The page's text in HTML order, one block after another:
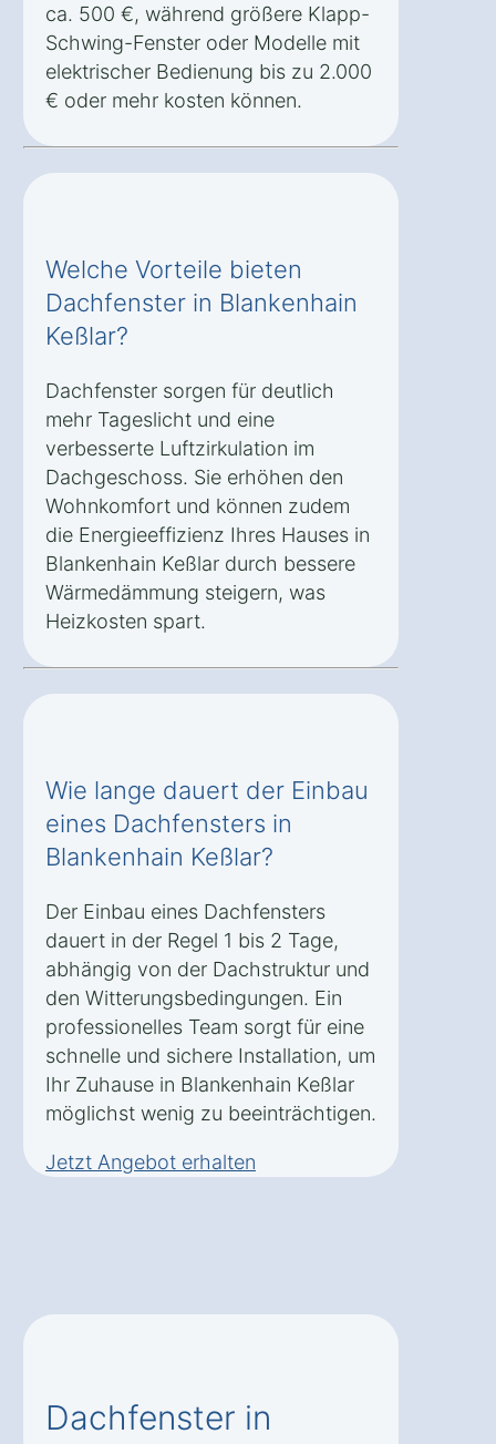
ca. 500 €, während größere Klapp-
Schwing-Fenster oder Modelle mit
elektrischer Bedienung bis zu 2.000
€ oder mehr kosten können.
Welche Vorteile bieten
Dachfenster in Blankenhain
Keßlar?
Dachfenster sorgen für deutlich
mehr Tageslicht und eine
verbesserte Luftzirkulation im
Dachgeschoss. Sie erhöhen den
Wohnkomfort und können zudem
die Energieeffizienz Ihres Hauses in
Blankenhain Keßlar durch bessere
Wärmedämmung steigern, was
Heizkosten spart.
Wie lange dauert der Einbau
eines Dachfensters in
Blankenhain Keßlar?
Der Einbau eines Dachfensters
dauert in der Regel 1 bis 2 Tage,
abhängig von der Dachstruktur und
den Witterungsbedingungen. Ein
professionelles Team sorgt für eine
schnelle und sichere Installation, um
Ihr Zuhause in Blankenhain Keßlar
möglichst wenig zu beeinträchtigen.
Jetzt Angebot erhalten
Dachfenster in